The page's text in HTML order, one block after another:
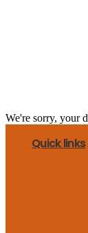
We're sorry, your
Quick links